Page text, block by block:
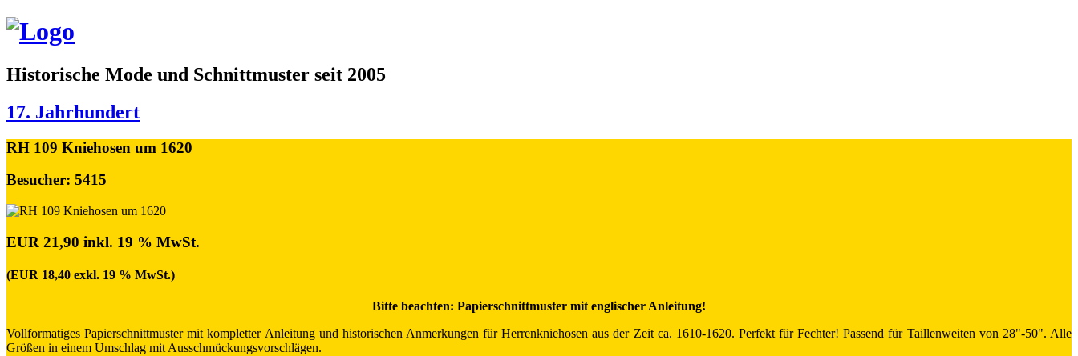
Historische Mode und Schnittmuster seit 2005
17. Jahrhundert
RH 109 Kniehosen um 1620
Besucher: 5415
EUR 21,90 inkl. 19 % MwSt.
(EUR 18,40 exkl. 19 % MwSt.)
Bitte beachten: Papierschnittmuster mit englischer Anleitung!
Vollformatiges Papierschnittmuster mit kompletter Anleitung und historischen Anmerkungen für Herrenkniehosen aus der Zeit ca. 1610-1620. Perfekt für Fechter! Passend für Taillenweiten von 28"-50". Alle
Größen in einem Umschlag mit Ausschmückungsvorschlägen.